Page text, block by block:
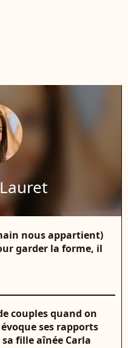
nous appartient)
garder la forme, il
couples quand on
ses rapports
fille aînée Carla